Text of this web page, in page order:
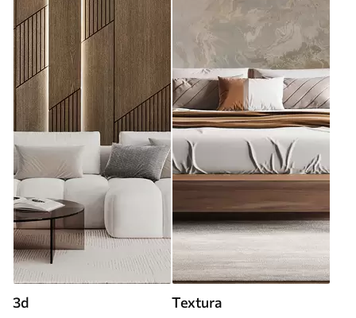
3d Textura